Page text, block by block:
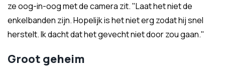
ze oog-in-oog met de camera zit. "Laat het niet de
enkelbanden zijn. Hopelijk is het niet erg zodat hij snel
herstelt. Ik dacht dat het gevecht niet door zou gaan."
Groot geheim